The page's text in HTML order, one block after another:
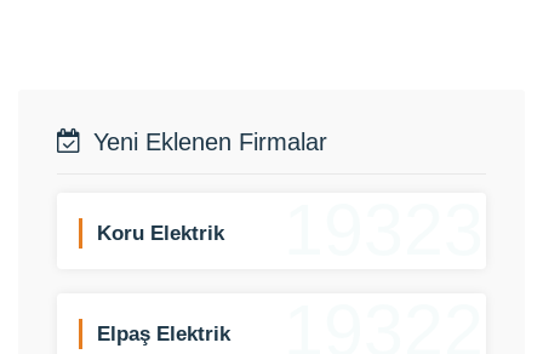
Yeni Eklenen Firmalar
Koru Elektrik
Elpaş Elektrik